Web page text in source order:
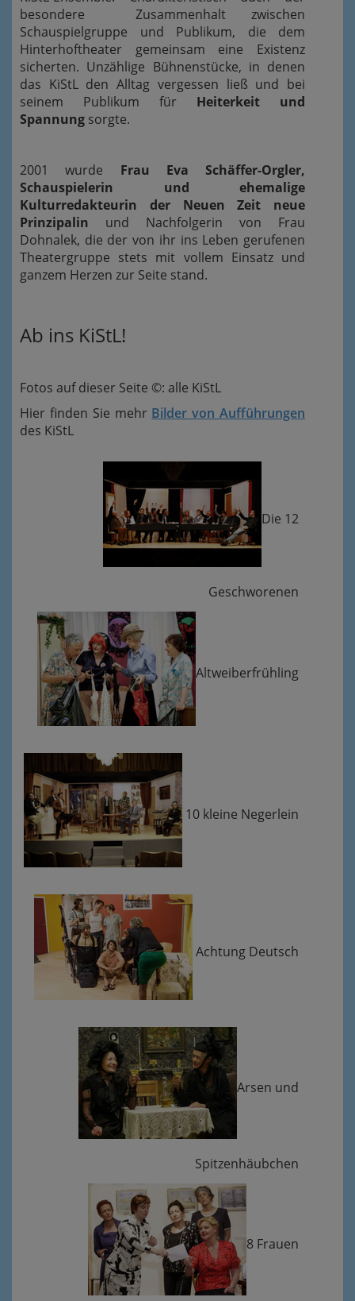
besondere Zusammenhalt zwischen
Schauspielgruppe und Publikum, die dem
Hinterhoftheater gemeinsam eine Existenz
sicherten. Unzählige Bühnenstücke, in denen
das KiStL den Alltag vergessen ließ und bei
seinem Publikum für Heiterkeit und
Spannung sorgte.
2001 wurde Frau Eva Schäffer-Orgler,
Schauspielerin und ehemalige
Kulturredakteurin der Neuen Zeit neue
Prinzipalin und Nachfolgerin von Frau
Dohnalek, die der von ihr ins Leben gerufenen
Theatergruppe stets mit vollem Einsatz und
ganzem Herzen zur Seite stand.
Ab ins KiStL!
Fotos auf dieser Seite ©: alle KiStL
Hier finden Sie mehr Bilder von Aufführungen
des KiStL
Die 12
Geschworenen
Altweiberfrühling
10 kleine Negerlein
Achtung Deutsch
Arsen und
Spitzenhäubchen
8 Frauen